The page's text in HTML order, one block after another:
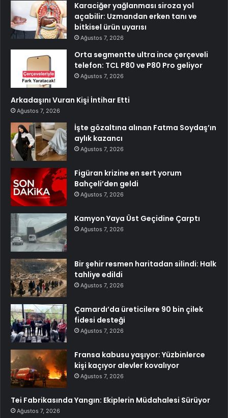
Karaciğer yağlanması siroza yol
açabilir: Uzmandan erken tanı ve
bitkisel ürün uyarısı
Ağustos 7, 2026
Orta segmentte ultra ince çerçeveli
telefon: TCL P80 ve P80 Pro geliyor
Ağustos 7, 2026
Arkadaşını Vuran Kişi İntihar Etti
Ağustos 7, 2026
İşte gözaltına alınan Fatma Soydaş’ın
aylık kazancı
Ağustos 7, 2026
Figüran krizine en sert yorum
Bahçeli’den geldi
Ağustos 7, 2026
Kamyon Yaya Üst Geçidine Çarptı
Ağustos 7, 2026
Bir şehir resmen haritadan silindi: Halk
tahliye edildi
Ağustos 7, 2026
Çamardı’da üreticilere 90 bin çilek
fidesi desteği
Ağustos 7, 2026
Fransa kabusu yaşıyor: Yüzbinlerce
kişi kaçıyor alevler kovalıyor
Ağustos 7, 2026
Tei Fabrikasında Yangın: Ekiplerin Müdahalesi Sürüyor
Ağustos 7, 2026